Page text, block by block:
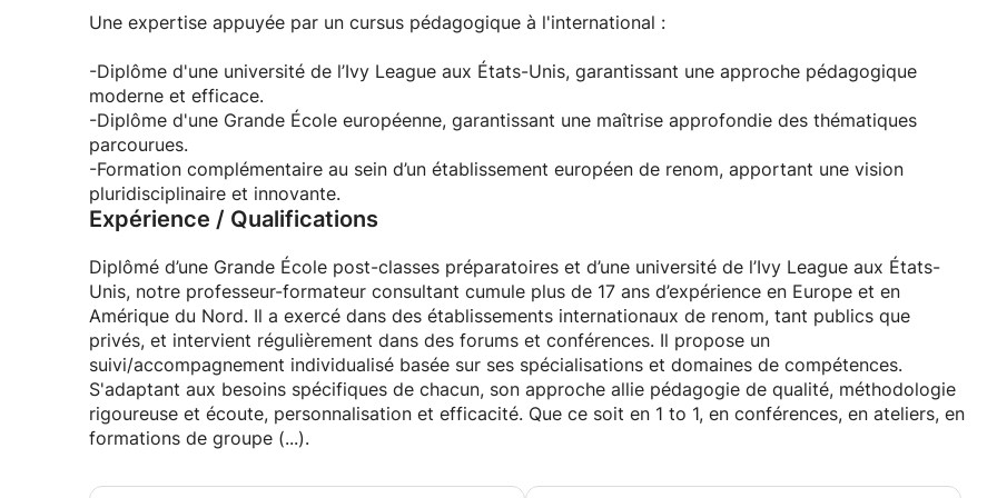
- La sophrologie. La sophrologie est une méthode douce qui favorise la détente du corps et du mental
où l’on réapprend à écouter ses ressentis à l’aide d’exercices de respiration contrôlée, de détente
musculaire et de suggestions mentales. Elle permet de développer son potentiel, de retrouver la
confiance en soi, de gérer ses émotions et d’atteindre ses objectifs. Il sera, à certains moments,
intéressant d’utiliser cette technique pour arriver à débloquer le mental qui fait barrage et à redonner au
corps plus d’amplitude pour accueillir ce qui se présente.
➤ LE COACH PSYCHANALYSTE PSYCHOPRACTICIEN
De formation de Grande Ecole post-classes préparatoires & d’université de la Ivy league aux Etats-Unis,
notre coach psychanalyste psycho-practicien et comportementaliste s’est spécialisé et travaille depuis
plus de 15 ans, en Europe et en Amérique du Nord, dans le domaine, dans des établissements
internationaux publics et privés réputés, intervenant régulièrement dans des forums et conférences, et
proposant également un accompagnement INDIVIDUEL personnalisé.
➤ LIEU, HORAIRE, TARIFS
✓ Lieux :Genève-Lausanne-Fribourg-Zurich-Neuchâtel-Lugano-Montreux-Bâle-Neuchâtel-Berne-
Lucerne-Bruxelles-Luxembourg-Paris-Lyon. Mais actuellement, ces séances continuent à être proposées
par visioconférence dans le contexte actuel et conformément à la demande générale qui se veut quasi-
unanime à ce sujet.
Une expertise appuyée par un cursus pédagogique à l'international :
-Diplôme d'une université de l’Ivy League aux États-Unis, garantissant une approche pédagogique
moderne et efficace.
-Diplôme d'une Grande École européenne, garantissant une maîtrise approfondie des thématiques
parcourues.
-Formation complémentaire au sein d’un établissement européen de renom, apportant une vision
pluridisciplinaire et innovante.
Expérience / Qualifications
Diplômé d’une Grande École post-classes préparatoires et d’une université de l’Ivy League aux États-
Unis, notre professeur-formateur consultant cumule plus de 17 ans d’expérience en Europe et en
Amérique du Nord. Il a exercé dans des établissements internationaux de renom, tant publics que
privés, et intervient régulièrement dans des forums et conférences. Il propose un
suivi/accompagnement individualisé basée sur ses spécialisations et domaines de compétences.
S'adaptant aux besoins spécifiques de chacun, son approche allie pédagogie de qualité, méthodologie
rigoureuse et écoute, personnalisation et efficacité. Que ce soit en 1 to 1, en conférences, en ateliers, en
formations de groupe (...).